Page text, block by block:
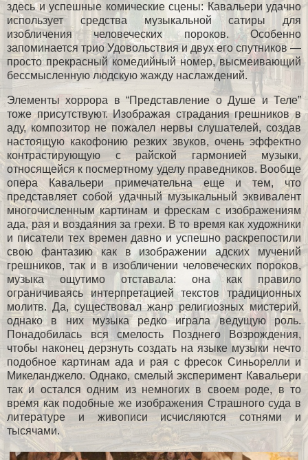
здесь и успешные комические сцены: Кавальери удачно
использует средства музыкальной сатиры для
изобличения человеческих пороков. Особенно
запоминается трио Удовольствия и двух его спутников —
просто прекрасный комедийный номер, высмеивающий
бессмысленную людскую жажду наслаждений.
Элементы хоррора в “Представление о Душе и Теле”
тоже присутствуют. Изображая страдания грешников в
аду, композитор не пожалел нервы слушателей, создав
настоящую какофонию резких звуков, очень эффектно
контрастирующую с райской гармонией музыки,
относящейся к посмертному уделу праведников. Вообще
опера Кавальери примечательна еще и тем, что
представляет собой удачный музыкальный эквивалент
многочисленным картинам и фрескам с изображениям
ада, рая и воздаяния за грехи. В то время как художники
и писатели тех времен давно и успешно раскрепостили
свою фантазию как в изображении адских мучений
грешников, так и в изобличении человеческих пороков,
музыка ощутимо отставала: она как правило
ограничиваясь интерпретацией текстов традиционных
молитв. Да, существовал жанр религиозных мистерий,
однако в них музыка редко играла ведущую роль.
Понадобилась вся смелость Позднего Возрождения,
чтобы наконец дерзнуть создать на языке музыки нечто
подобное картинам ада и рая с фресок Синьорелли и
Микеланджело. Однако, смелый эксперимент Кавальери
так и остался одним из немногих в своем роде, в то
время как подобные же изображения Страшного суда в
литературе и живописи исчисляются сотнями и
тысячами.